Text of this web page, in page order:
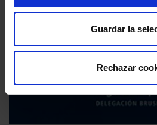
Guardar la
Rechazar